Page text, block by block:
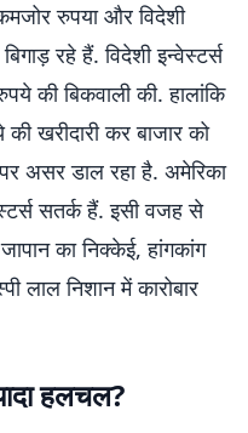
रुपया और विदेशी
रहे हैं. विदेशी इन्वेस्टर्स
की बिकवाली की. हालांकि
खरीदारी कर बाजार को
पर असर डाल रहा है. अमेरिका
सतर्क हैं. इसी वजह से
का निक्केई, हांगकांग
लाल निशान में कारोबार
हलचल?